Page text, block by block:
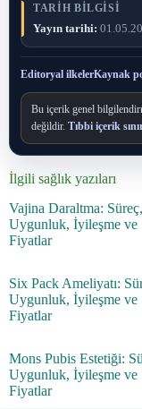
TARIH BILGISI
Yayın tarihi:
Editoryal ilkelerKaynak
Bu içerik genel
değildir. Tıbbi içerik
İlgili sağlık yazıları
Vajina Daraltma: Süreç,
Uygunluk, İyileşme ve
Fiyatlar
Six Pack Ameliyatı:
Uygunluk, İyileşme ve
Fiyatlar
Mons Pubis Estetiği:
Uygunluk, İyileşme ve
Fiyatlar